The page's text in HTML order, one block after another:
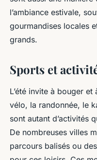
l’ambiance estivale,
gourmandises locales
grands.
Sports et
L’été invite à bouger
vélo, la randonnée, le
sont autant d’activités
De nombreuses villes
parcours balisés ou